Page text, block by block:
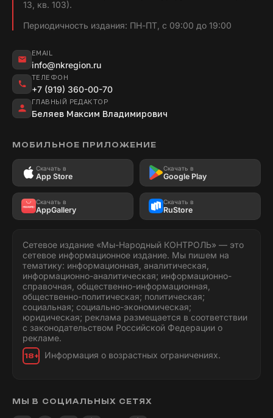
13, кв. 103).
Периодичность издания: ПН-ПТ, с 09:00 до 19:00
EMAIL
info@nkregion.ru
ТЕЛЕФОН
+7 (919) 360-00-70
ГЛАВНЫЙ РЕДАКТОР
Беляев Максим Владимирович
МОБИЛЬНОЕ ПРИЛОЖЕНИЕ
Скачать в
App Store
Скачать в
Google Play
Скачать в
AppGallery
Скачать в
RuStore
Сетевое издание «Мы-Народный КОНТРОЛЬ» — это
сетевое информационное издание. Мы пишем на
тематику: информационная, аналитическая,
информационно-аналитическая; информационно-
справочная, общественно-информационная,
общественно-политическая; политическая;
социальная; социально-экономическая;
юридическая; реклама размещается в соответствии
с законодательством Российской Федерации о
рекламе.
18+ Информация о возрастных ограничениях.
МЫ В СОЦИАЛЬНЫХ СЕТЯХ